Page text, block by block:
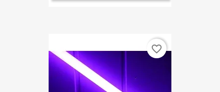
favorite_border